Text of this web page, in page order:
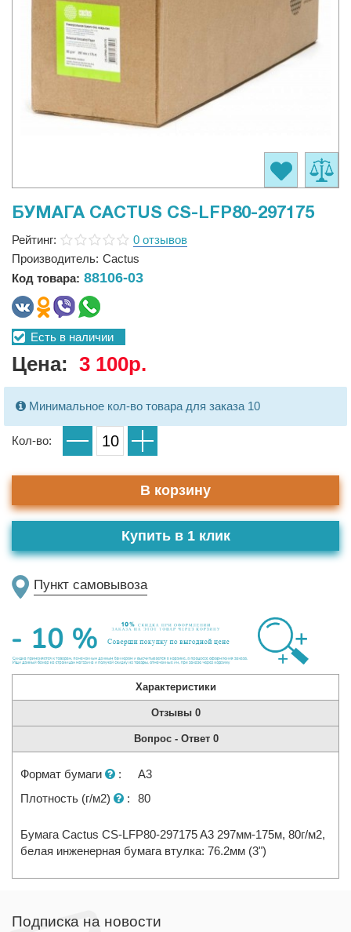
БУМАГА CACTUS CS-LFP80-297175
Рейтинг:
0 отзывов
Производитель: Cactus
Код товара: 88106-03
Есть в наличии
Цена: 3 100р.
Минимальное кол-во товара для заказа 10
Кол-во:
В корзину
Пункт самовывоза
Купить в 1 клик
Характеристики
Отзывы 0
Вопрос - Ответ 0
Формат бумаги :
A3
Плотность (г/м2)
: 80
Бумага Cactus CS-LFP80-297175 A3 297мм-175м, 80г/м2,
белая инженерная бумага втулка: 76.2мм (3")
Подписка на новости